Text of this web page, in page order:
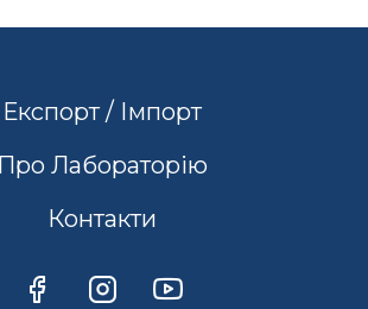
Експорт / Імпорт
Про Лабораторію
Контакти